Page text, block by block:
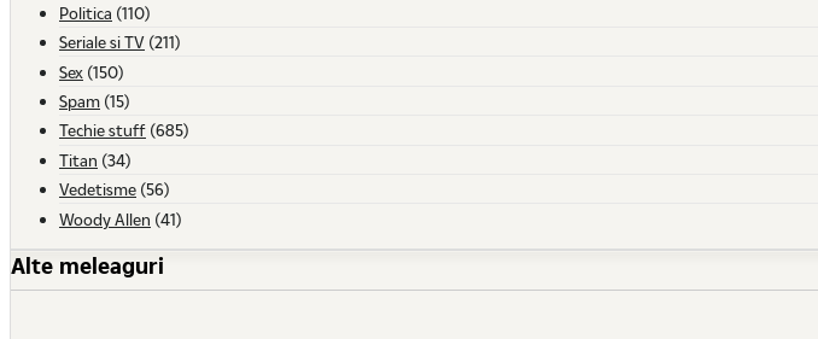
Politica (110)
Seriale si TV (211)
Sex (150)
Spam (15)
Techie stuff (685)
Titan (34)
Vedetisme (56)
Woody Allen (41)
Alte meleaguri